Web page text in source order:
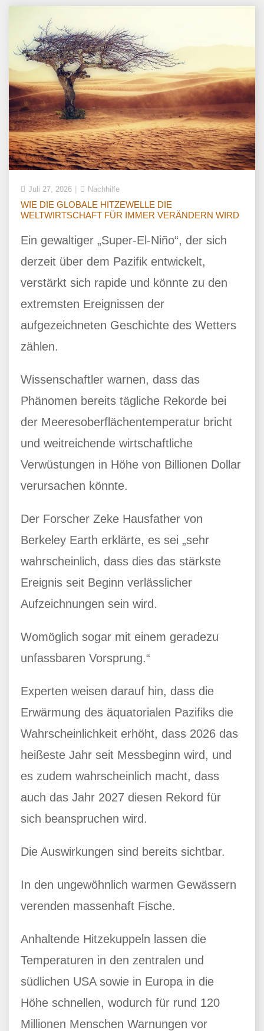
Juli 27, 2026 Nachhilfe
WIE DIE GLOBALE HITZEWELLE DIE
WELTWIRTSCHAFT FÜR IMMER VERÄNDERN WIRD
Ein gewaltiger „Super-El-Niño“, der sich
derzeit über dem Pazifik entwickelt,
verstärkt sich rapide und könnte zu den
extremsten Ereignissen der
aufgezeichneten Geschichte des Wetters
zählen.
Wissenschaftler warnen, dass das
Phänomen bereits tägliche Rekorde bei
der Meeresoberflächentemperatur bricht
und weitreichende wirtschaftliche
Verwüstungen in Höhe von Billionen Dollar
verursachen könnte.
Der Forscher Zeke Hausfather von
Berkeley Earth erklärte, es sei „sehr
wahrscheinlich, dass dies das stärkste
Ereignis seit Beginn verlässlicher
Aufzeichnungen sein wird.
Womöglich sogar mit einem geradezu
unfassbaren Vorsprung.“
Experten weisen darauf hin, dass die
Erwärmung des äquatorialen Pazifiks die
Wahrscheinlichkeit erhöht, dass 2026 das
heißeste Jahr seit Messbeginn wird, und
es zudem wahrscheinlich macht, dass
auch das Jahr 2027 diesen Rekord für
sich beanspruchen wird.
Die Auswirkungen sind bereits sichtbar.
In den ungewöhnlich warmen Gewässern
verenden massenhaft Fische.
Anhaltende Hitzekuppeln lassen die
Temperaturen in den zentralen und
südlichen USA sowie in Europa in die
Höhe schnellen, wodurch für rund 120
Millionen Menschen Warnungen vor